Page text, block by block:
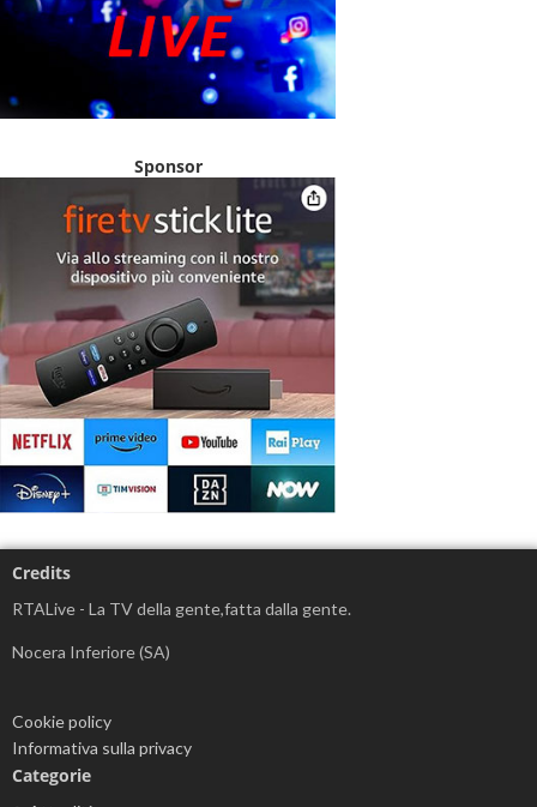
Sponsor
Credits
RTALive - La TV della gente,fatta dalla gente.
Nocera Inferiore (SA)
Cookie policy
Informativa sulla privacy
Categorie